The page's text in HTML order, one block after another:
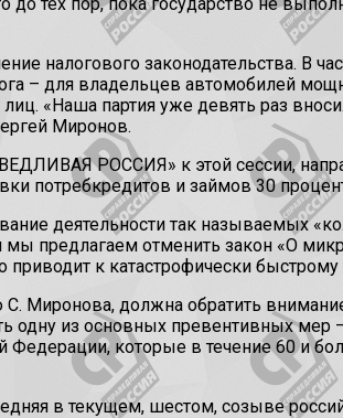
тех пор, пока государство не
налогового законодательства. В
– для владельцев автомобилей
«Наша партия уже девять раз
Миронов.
РОССИЯ» к этой сессии,
потребкредитов и займов 30
деятельности так называемых
предлагаем отменить закон «О
приводит к катастрофически
должна обратить
одну из основных превентивных
которые в течение 60 и
в текущем, шестом, созыве